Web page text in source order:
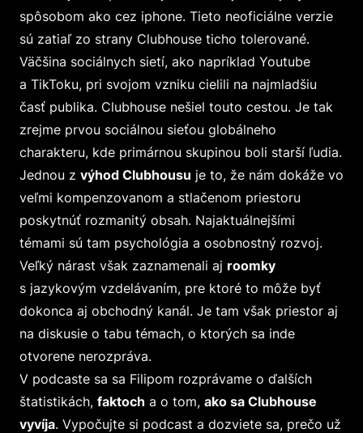
spôsobom ako cez iphone. Tieto neoficiálne verzie
sú zatiaľ zo strany Clubhouse ticho tolerované.
Väčšina sociálnych sietí, ako napríklad Youtube
a TikToku, pri svojom vzniku cielili na najmladšiu
časť publika. Clubhouse nešiel touto cestou. Je tak
zrejme prvou sociálnou sieťou globálneho
charakteru, kde primárnou skupinou boli starší ľudia.
Jednou z výhod Clubhousu je to, že nám dokáže vo
veľmi kompenzovanom a stlačenom priestoru
poskytnúť rozmanitý obsah. Najaktuálnejšími
témami sú tam psychológia a osobnostný rozvoj.
Veľký nárast však zaznamenali aj roomky
s jazykovým vzdelávaním, pre ktoré to môže byť
dokonca aj obchodný kanál. Je tam však priestor aj
na diskusie o tabu témach, o ktorých sa inde
otvorene nerozpráva.
V podcaste sa sa Filipom rozprávame o ďalších
štatistikách, faktoch a o tom, ako sa Clubhouse
vyvíja. Vypočujte si podcast a dozviete sa, prečo už